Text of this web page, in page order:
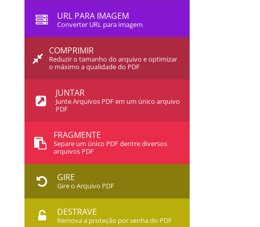
URL PARA IMAGEM
Converter URL para imagem
COMPRIMIR
Reduzir o tamanho do arquivo e optimizar
o máximo a qualidade do PDF
JUNTAR
Junte Arquivos PDF em um único arquivo
PDF
FRAGMENTE
Separe um único PDF dentre diversos
arquivos PDF
GIRE
Gire o Arquivo PDF
DESTRAVE
Remova a proteção por senha do PDF